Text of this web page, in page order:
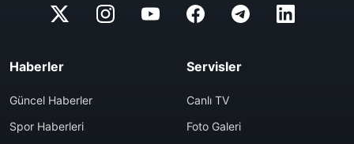
Haberler
Güncel Haberler
Spor Haberleri
Servisler
Canlı TV
Foto Galeri